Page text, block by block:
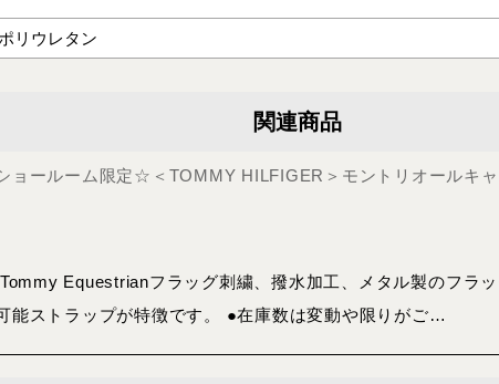
リウレタン
関連商品
ョールーム限定☆＜TOMMY HILFIGER＞モントリオールキ
Equestrianフラッグ刺繍、撥水加工、メタル製のフラ
能ストラップが特徴です。 ●在庫数は変動や限りがご…